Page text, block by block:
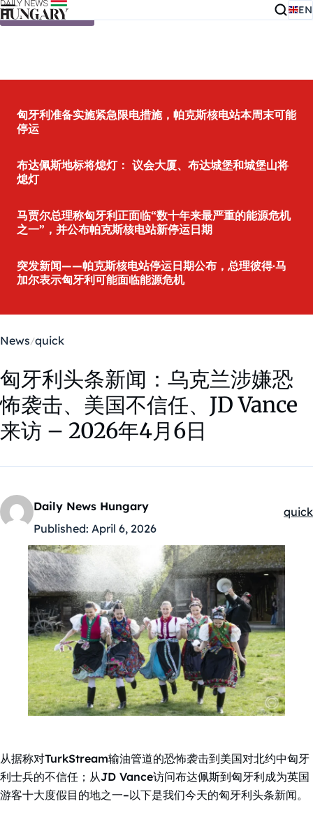
Skip to content EN
匈牙利准备实施紧急限电措施，帕克斯核电站本周末可能
停运
布达佩斯地标将熄灯： 议会大厦、布达城堡和城堡山将
熄灯
马贾尔总理称匈牙利正面临“数十年来最严重的能源危机
之一”，并公布帕克斯核电站新停运日期
突发新闻——帕克斯核电站停运日期公布，总理彼得·马
加尔表示匈牙利可能面临能源危机
News quick
匈牙利头条新闻：乌克兰涉嫌恐
怖袭击、美国不信任、JD Vance
来访 – 2026年4月6日
Daily News Hungary
Published: April 6, 2026
quick
从据称对TurkStream输油管道的恐怖袭击到美国对北约中匈牙
利士兵的不信任；从JD Vance访问布达佩斯到匈牙利成为英国
游客十大度假目的地之一–以下是我们今天的匈牙利头条新闻。